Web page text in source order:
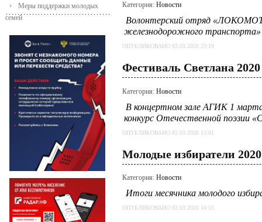
Меры поддержки молодых
семей
Категория: Новости
Волонтерский отряд
железнодорожного транспорта»
ОПУБЛИКОВАНО 03.03.2020 23:19
Фестиваль Светлана 2020
Категория: Новости
В концертном зале АГИК 1
конкурс Отечественной поэзии
ОПУБЛИКОВАНО 02.03.2020 15:01
Молодые избиратели 2020
Категория: Новости
Итоги месячника молодого
ОПУБЛИКОВАНО 02.03.2020 14:55